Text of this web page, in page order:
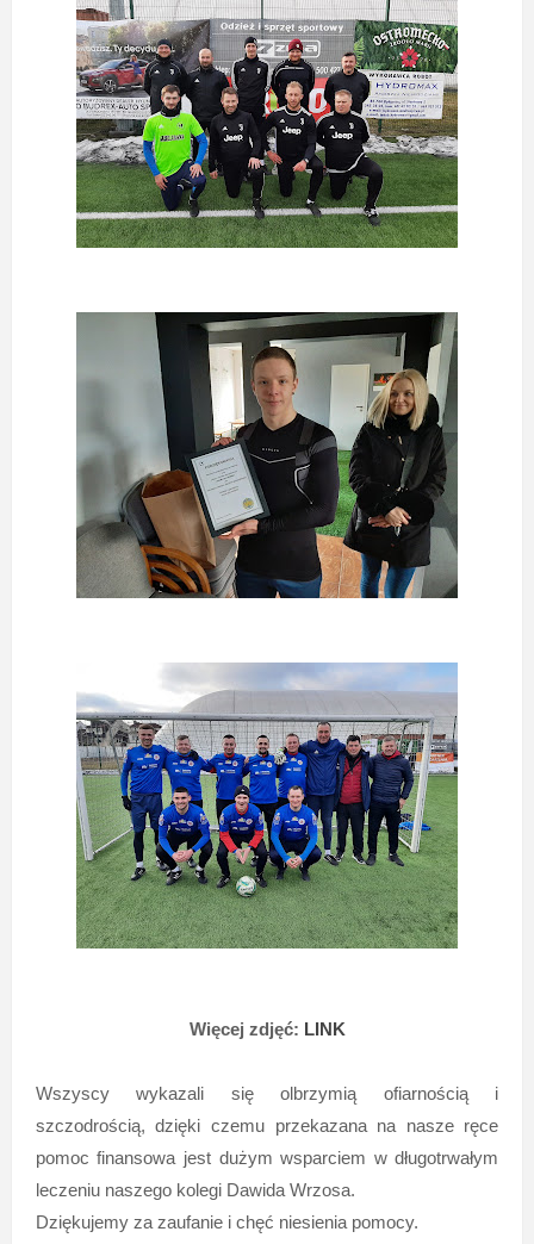
Więcej zdjęć: LINK
Wszyscy wykazali się olbrzymią ofiarnością i
szczodrością, dzięki czemu przekazana na nasze ręce
pomoc finansowa jest dużym wsparciem w długotrwałym
leczeniu naszego kolegi Dawida Wrzosa.
Dziękujemy za zaufanie i chęć niesienia pomocy.